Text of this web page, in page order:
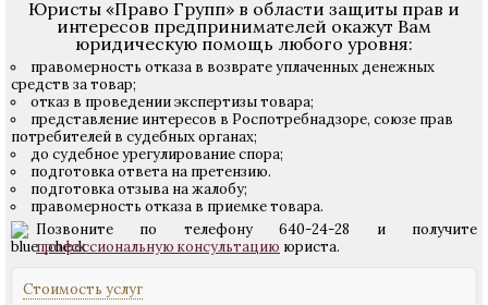
Юристы «Право Групп» в области защиты прав и
интересов предпринимателей окажут Вам
юридическую помощь любого уровня:
правомерность отказа в возврате уплаченных денежных
средств за товар;
отказ в проведении экспертизы товара;
представление интересов в Роспотребнадзоре, союзе прав
потребителей в судебных органах;
до судебное урегулирование спора;
подготовка ответа на претензию.
подготовка отзыва на жалобу;
правомерность отказа в приемке товара.
Позвоните по телефону 640-24-28 и получите
профессиональную консультацию юриста.
Стоимость услуг